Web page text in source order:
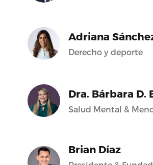
Adriana
Derecho y deporte
Dra. Bárbara D.
Salud Mental &
Brian Díaz